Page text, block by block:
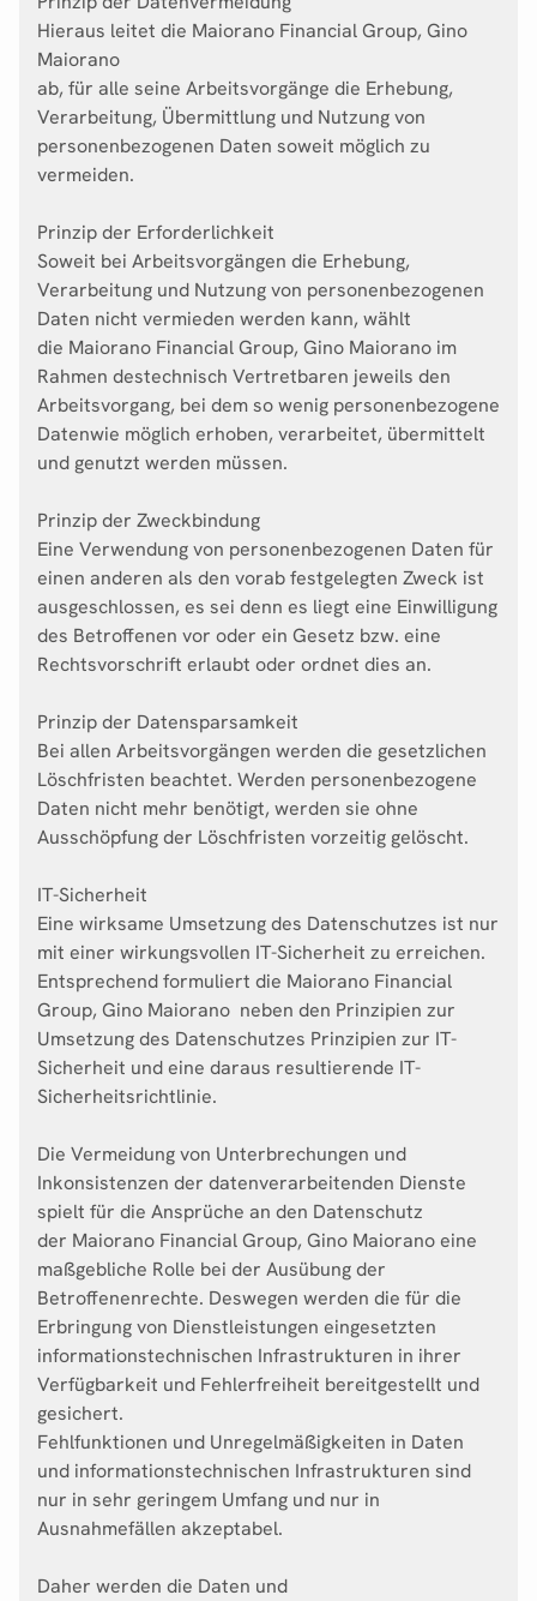
Hieraus leitet die Maiorano Financial Group, Gino
Maiorano
ab, für alle seine Arbeitsvorgänge die Erhebung,
Verarbeitung, Übermittlung und Nutzung von
personenbezogenen Daten soweit möglich zu
vermeiden.
Prinzip der Erforderlichkeit
Soweit bei Arbeitsvorgängen die Erhebung,
Verarbeitung und Nutzung von personenbezogenen
Daten nicht vermieden werden kann, wählt
die Maiorano Financial Group, Gino Maiorano im
Rahmen destechnisch Vertretbaren jeweils den
Arbeitsvorgang, bei dem so wenig personenbezogene
Datenwie möglich erhoben, verarbeitet, übermittelt
und genutzt werden müssen.
Prinzip der Zweckbindung
Eine Verwendung von personenbezogenen Daten für
einen anderen als den vorab festgelegten Zweck ist
ausgeschlossen, es sei denn es liegt eine Einwilligung
des Betroffenen vor oder ein Gesetz bzw. eine
Rechtsvorschrift erlaubt oder ordnet dies an.
Prinzip der Datensparsamkeit
Bei allen Arbeitsvorgängen werden die gesetzlichen
Löschfristen beachtet. Werden personenbezogene
Daten nicht mehr benötigt, werden sie ohne
Ausschöpfung der Löschfristen vorzeitig gelöscht.
IT-Sicherheit
Eine wirksame Umsetzung des Datenschutzes ist nur
mit einer wirkungsvollen IT-Sicherheit zu erreichen.
Entsprechend formuliert die Maiorano Financial
Group, Gino Maiorano neben den Prinzipien zur
Umsetzung des Datenschutzes Prinzipien zur IT-
Sicherheit und eine daraus resultierende IT-
Sicherheitsrichtlinie.
Die Vermeidung von Unterbrechungen und
Inkonsistenzen der datenverarbeitenden Dienste
spielt für die Ansprüche an den Datenschutz
der Maiorano Financial Group, Gino Maiorano eine
maßgebliche Rolle bei der Ausübung der
Betroffenenrechte. Deswegen werden die für die
Erbringung von Dienstleistungen eingesetzten
informationstechnischen Infrastrukturen in ihrer
Verfügbarkeit und Fehlerfreiheit bereitgestellt und
gesichert.
Fehlfunktionen und Unregelmäßigkeiten in Daten
und informationstechnischen Infrastrukturen sind
nur in sehr geringem Umfang und nur in
Ausnahmefällen akzeptabel.
Daher werden die Daten und